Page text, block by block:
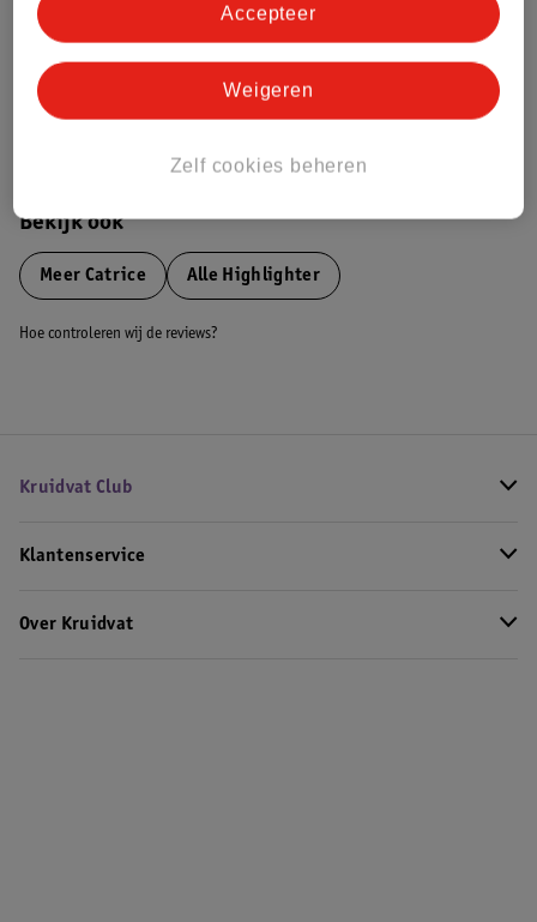
Impact Score.
Bekijk ook
Meer Catrice Alle Highlighter
Hoe controleren wij de reviews?
Kruidvat Club
Klantenservice
Over Kruidvat
Zelf cookies beheren
Weigeren
Accepteer